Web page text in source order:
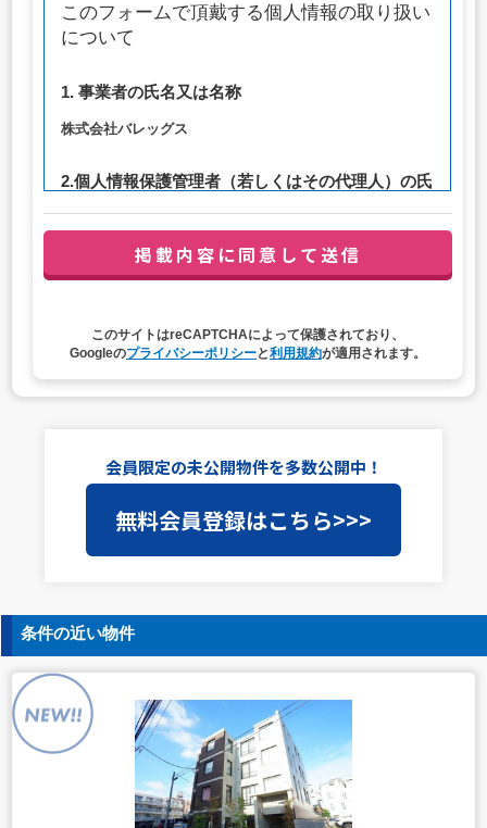
このフォームで頂戴する個人情報の取り扱い
について
1. 事業者の氏名又は名称
株式会社バレッグス
2.個人情報保護管理者（若しくはその代理人）の氏
連絡先：privacy@balleggs.co.jp
（1）お問い合わせ対応（本人への連絡を含む）のため
4. 個人情報取扱いの委託
当社は事業運営上、前項利用目的の範囲に限って個人情報
を外部に委託することがあります。この場合、個人情報保
護水準の高い委託先を選定し、個人情報の適正管理・機密
保持についての契約を交わし、適切な管理を実施させま
5. 個人情報の開示等の請求
ご本人様は、当社に対してご自身の個人情報の開示等（利
用目的の通知、開示、内容の訂正・追加・削除、利用の停
止または消去、第三者への提供の停止）に関して、下記の
当社問合わせ窓口に申し出ることができます。その際、当
社はお客様ご本人を確認させていただいたうえで、合理的
な間内に対応いたします。
【お問合せ窓口】
株式会社バレッグス 個人情報問合せ窓口
住所 東京都目黒区鷹番2-5-21
このサイトはreCAPTCHAによって保護されており、
Googleのプライバシーポリシーと利用規約が適用されます。
会員限定の未公開物件を多数公開中！
無料会員登録はこちら>>>
条件の近い物件